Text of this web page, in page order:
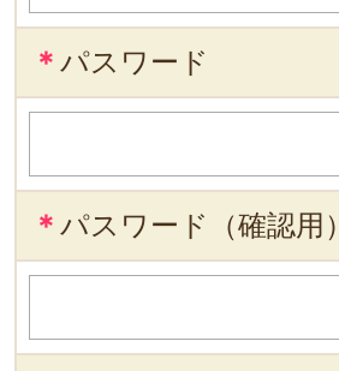
＊ パスワード
＊ パスワード（確認用）